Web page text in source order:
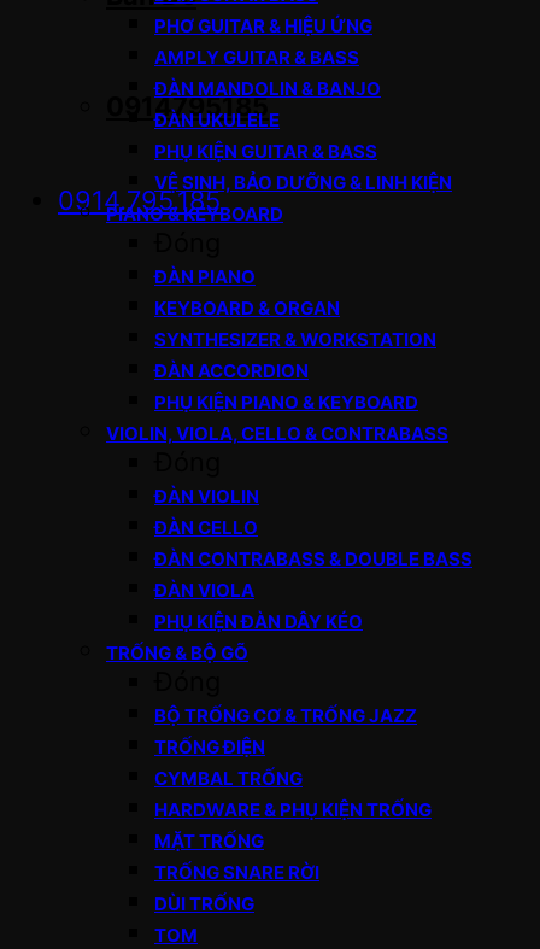
0914795185
0914.795.185
PHƠ GUITAR & HIỆU ỨNG
AMPLY GUITAR & BASS
ĐÀN MANDOLIN & BANJO
ĐÀN UKULELE
PHỤ KIỆN GUITAR & BASS
VỆ SINH, BẢO DƯỠNG & LINH KIỆN
PIANO & KEYBOARD
ĐÀN PIANO
KEYBOARD & ORGAN
SYNTHESIZER & WORKSTATION
ĐÀN ACCORDION
PHỤ KIỆN PIANO & KEYBOARD
VIOLIN, VIOLA, CELLO & CONTRABASS
ĐÀN VIOLIN
ĐÀN CELLO
ĐÀN CONTRABASS & DOUBLE BASS
ĐÀN VIOLA
PHỤ KIỆN ĐÀN DÂY KÉO
TRỐNG & BỘ GÕ
BỘ TRỐNG CƠ & TRỐNG JAZZ
TRỐNG ĐIỆN
CYMBAL TRỐNG
HARDWARE & PHỤ KIỆN TRỐNG
MẶT TRỐNG
TRỐNG SNARE RỜI
DÙI TRỐNG
TOM